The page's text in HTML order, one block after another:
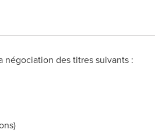
négociation des titres suivants :